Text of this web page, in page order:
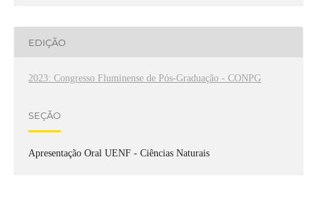
EDIÇÃO
2023: Congresso Fluminense de Pós-Graduação - CONPG
SEÇÃO
Apresentação Oral UENF - Ciências Naturais